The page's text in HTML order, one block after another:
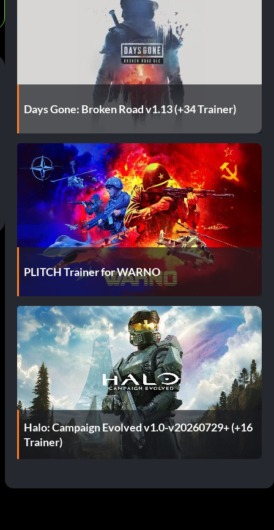
Days Gone: Broken Road v1.13 (+34 Trainer)
PLITCH Trainer for WARNO
Halo: Campaign Evolved v1.0-v20260729+ (+16
Trainer)